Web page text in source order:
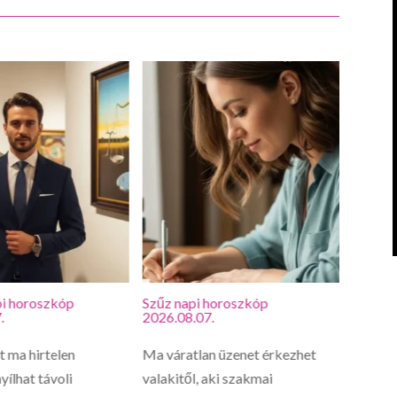
horoszkóp
ma hirtelen
távoli
Szűz napi horoszkóp
2026.08.07.
Ma váratlan üzenet érkezhet
valakitől, aki szakmai